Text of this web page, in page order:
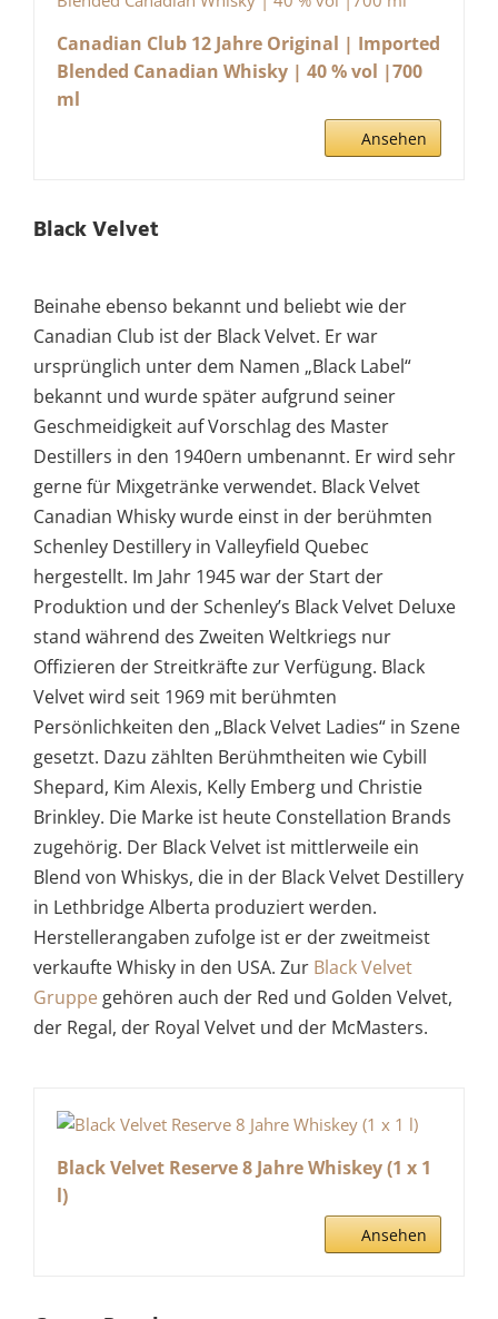
Canadian Club 12 Jahre Original | Imported
Blended Canadian Whisky | 40 % vol |700
ml
Ansehen
Black Velvet
Beinahe ebenso bekannt und beliebt wie der
Canadian Club ist der Black Velvet. Er war
ursprünglich unter dem Namen „Black Label“
bekannt und wurde später aufgrund seiner
Geschmeidigkeit auf Vorschlag des Master
Destillers in den 1940ern umbenannt. Er wird sehr
gerne für Mixgetränke verwendet. Black Velvet
Canadian Whisky wurde einst in der berühmten
Schenley Destillery in Valleyfield Quebec
hergestellt. Im Jahr 1945 war der Start der
Produktion und der Schenley’s Black Velvet Deluxe
stand während des Zweiten Weltkriegs nur
Offizieren der Streitkräfte zur Verfügung. Black
Velvet wird seit 1969 mit berühmten
Persönlichkeiten den „Black Velvet Ladies“ in Szene
gesetzt. Dazu zählten Berühmtheiten wie Cybill
Shepard, Kim Alexis, Kelly Emberg und Christie
Brinkley. Die Marke ist heute Constellation Brands
zugehörig. Der Black Velvet ist mittlerweile ein
Blend von Whiskys, die in der Black Velvet Destillery
in Lethbridge Alberta produziert werden.
Herstellerangaben zufolge ist er der zweitmeist
verkaufte Whisky in den USA. Zur Black Velvet
Gruppe gehören auch der Red und Golden Velvet,
der Regal, der Royal Velvet und der McMasters.
Black Velvet Reserve 8 Jahre Whiskey (1 x 1
l)
Ansehen